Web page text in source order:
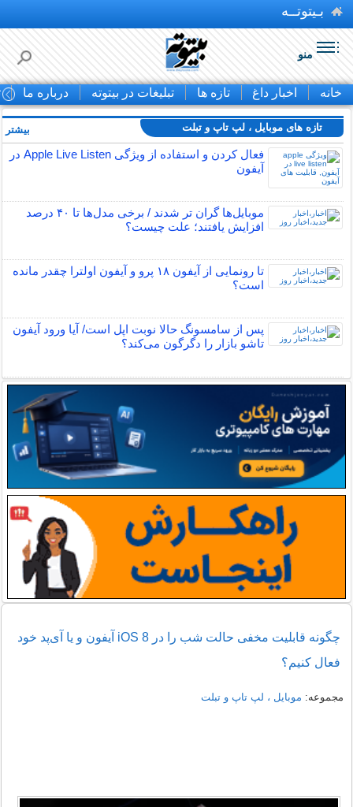
بـیتوتــه
منو
خانه اخبار داغ تازه ها تبلیغات در بیتوته درباره ما
تازه های موبایل ، لپ تاپ و تبلت
فعال کردن و استفاده از ویژگی Apple Live Listen در
آیفون
موبایل‌ها گران تر شدند / برخی مدل‌ها تا ۴۰ درصد
افزایش یافتند؛ علت چیست؟
تا رونمایی از آیفون ۱۸ پرو و آیفون اولترا چقدر مانده
است؟
پس از سامسونگ حالا نوبت اپل است/ آیا ورود آیفون
تاشو بازار را دگرگون می‌کند؟
بیشتر
چگونه قابلیت مخفی حالت شب را در iOS 8 آیفون و یا آی‌پد خود
فعال کنیم؟
مجموعه: موبایل ، لپ تاپ و تبلت